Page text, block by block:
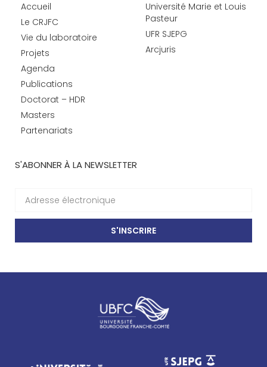
Accueil
Le CRJFC
Vie du laboratoire
Projets
Agenda
Publications
Doctorat – HDR
Masters
Partenariats
Université Marie et Louis
Pasteur
UFR SJEPG
Arcjuris
S'ABONNER À LA NEWSLETTER
S'INSCRIRE